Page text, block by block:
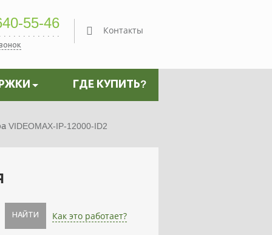
55-46 Контакты
ГДЕ КУПИТЬ?
IP-12000-ID2
НАЙТИ Как это работает?